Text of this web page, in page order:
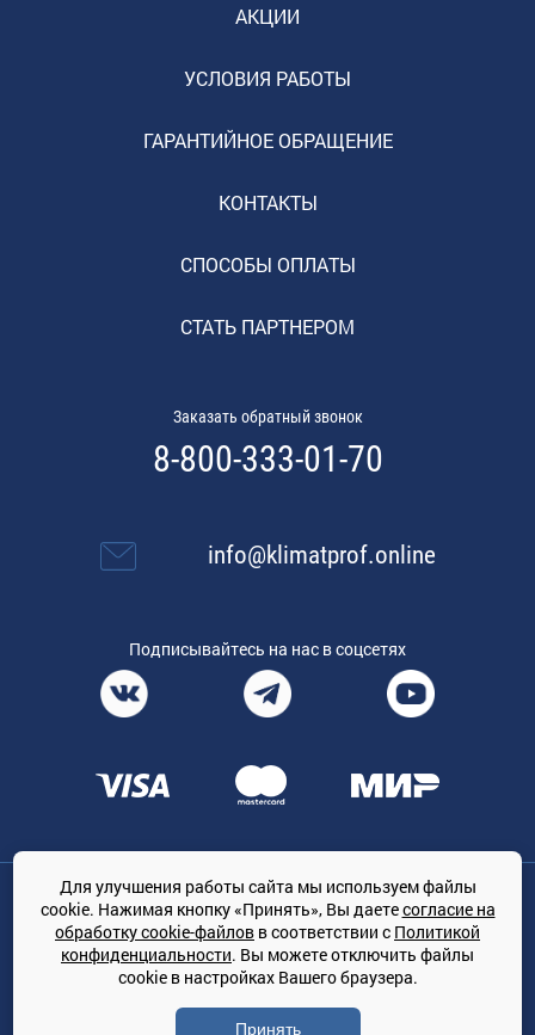
АКЦИИ
УСЛОВИЯ РАБОТЫ
ГАРАНТИЙНОЕ ОБРАЩЕНИЕ
КОНТАКТЫ
СПОСОБЫ ОПЛАТЫ
СТАТЬ ПАРТНЕРОМ
Заказать обратный звонок
8-800-333-01-70
info@klimatprof.online
Подписывайтесь на нас в соцсетях
Общество с ограниченной ответственностью «ТРЕЙДКОН», ОГРН:
1167847364079, 197022, г. Санкт-Петербург, проспект Медиков, 7
КЛИМАТПРОФ.ONLINE - оптовая продажа кондиционеров и
климатической техники на территории РФ
© Сайт принадлежит ООО «ТРЕЙДКОН»
Для улучшения работы сайта мы используем файлы
cookie. Нажимая кнопку «Принять», Вы даетесогласие на
обработку cookie-файлов в соответствии с Политикой
конфиденциальности. Вы можете отключить файлы
cookie в настройках Вашего браузера.
Принять